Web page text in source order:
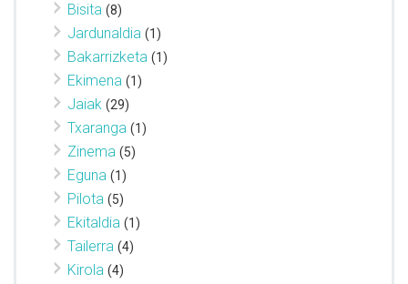
Bisita (8)
Jardunaldia (1)
Bakarrizketa (1)
Ekimena (1)
Jaiak (29)
Txaranga (1)
Zinema (5)
Eguna (1)
Pilota (5)
Ekitaldia (1)
Tailerra (4)
Kirola (4)